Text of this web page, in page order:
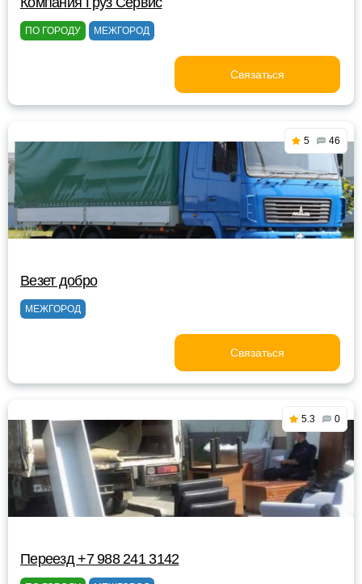
ПО ГОРОДУ МЕЖГОРОД
Связаться
5 46
Везет добро
МЕЖГОРОД
Связаться
5.3 0
Переезд +7 988 241 3142